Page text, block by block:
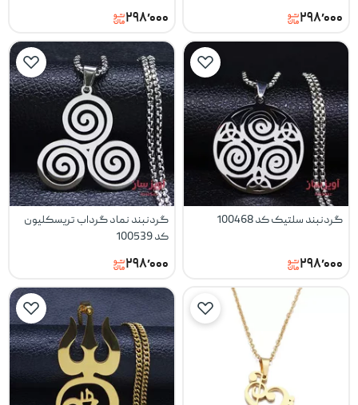
۲۹۸٬۰۰۰ ۲۹۸٬۰۰۰
گردنبند سلتیک کد 100468
۲۹۸٬۰۰۰
گردنبند نماد گرداب تریسکلیون
کد 100539
۲۹۸٬۰۰۰